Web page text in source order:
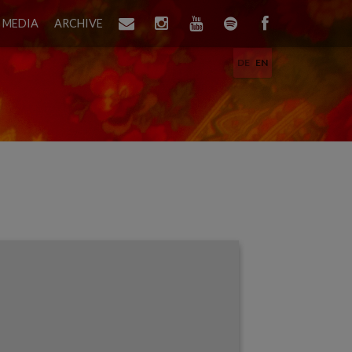
DE EN
MEDIA ARCHIVE